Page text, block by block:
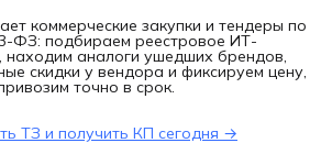
коммерческие закупки и тендеры по
ФЗ: подбираем реестровое ИТ-
находим аналоги ушедших брендов,
скидки у вендора и фиксируем цену,
точно в срок.
ТЗ и получить КП сегодня →